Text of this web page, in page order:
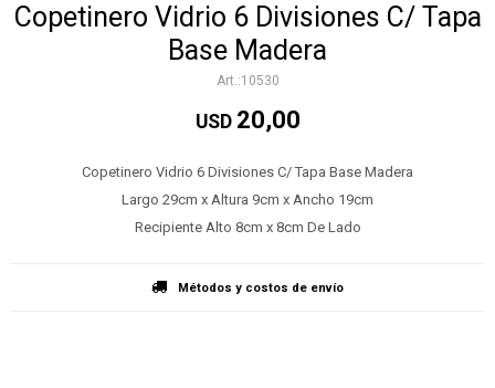
Copetinero Vidrio 6 Divisiones C/ Tapa
Base Madera
10530
USD 20,00
Copetinero Vidrio 6 Divisiones C/ Tapa Base Madera
Largo 29cm x Altura 9cm x Ancho 19cm
Recipiente Alto 8cm x 8cm De Lado
Métodos y costos de envío